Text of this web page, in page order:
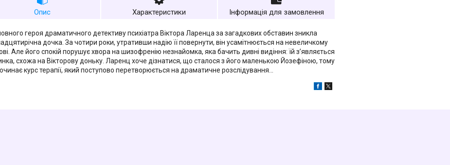
Опис Характеристики Інформація для замовлення
героя драматичного детективу психіатра Віктора Ларенца за загадкових обставин зникла
дочка. За чотири роки, утративши надію її повернути, він усамітнюється на невеличкому
Але його спокій порушує хвора на шизофренію незнайомка, яка бачить дивні видіння: їй з’являється
схожа на Вікторову доньку. Ларенц хоче дізнатися, що сталося з його маленькою Йозефіною, тому
курс терапії, який поступово перетворюється на драматичне розслідування…